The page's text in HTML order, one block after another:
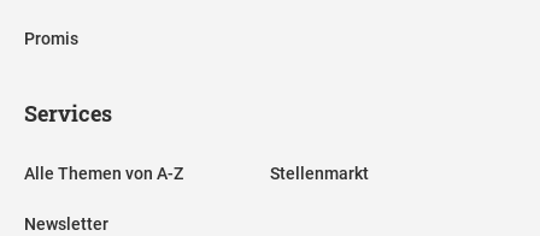
Promis
Services
Alle Themen von A-Z
Newsletter
Stellenmarkt